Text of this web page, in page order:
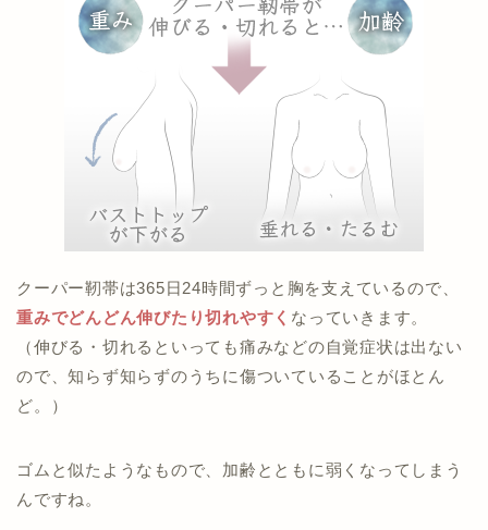
クーパー靭帯は365日24時間ずっと胸を支えているので、
重みでどんどん伸びたり切れやすく なっていきます。
（伸びる・切れるといっても痛みなどの自覚症状は出ない
ので、知らず知らずのうちに傷ついていることがほとん
ど。）
ゴムと似たようなもので、加齢とともに弱くなってしまう
んですね。